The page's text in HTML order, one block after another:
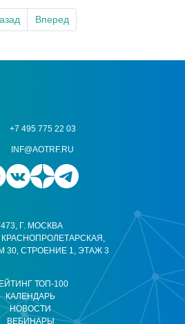
Вперед
ТОП-100
КАЛЕНДАРЬ
НОВОСТИ
ВЕБИНАРЫ
Г. МОСКВА
КРАСНОПРОЛЕТАРСКАЯ,
30, СТРОЕНИЕ 1, ЭТАЖ 3
+7 495 775 22 03
INF@AOTRF.RU